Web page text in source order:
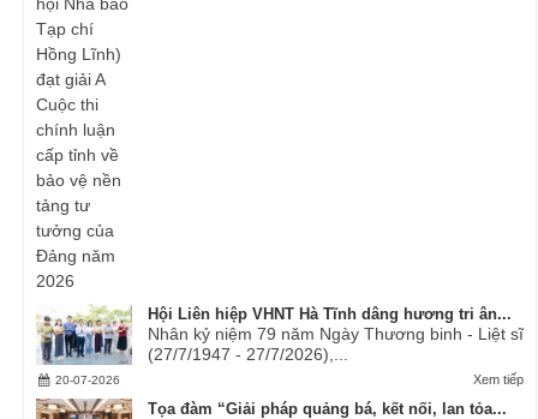
Hội Liên hiệp VHNT Hà Tĩnh dâng hương tri ân...
Nhân kỷ niệm 79 năm Ngày Thương binh - Liệt sĩ
(27/7/1947 - 27/7/2026),...
Xem tiếp
20-07-2026
Tọa đàm “Giải pháp quảng bá, kết nối, lan tỏa...